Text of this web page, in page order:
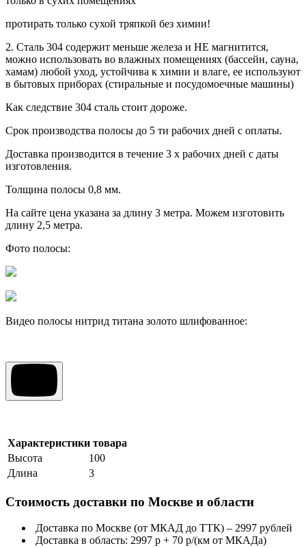
протирать только сухой тряпкой без химии!
2. Сталь 304 содержит меньше железа и НЕ магнитится,
можно использовать во влажных помещениях (бассейн, сауна,
хамам) любой уход, устойчива к химии и влаге, ее используют
в бытовых приборах (стиральные и посудомоечные машины)
Как следствие 304 сталь стоит дороже.
Срок производства полосы до 5 ти рабочих дней с оплаты.
Доставка производится в течение 3 х рабочих дней с даты
изготовления.
Толщина полосы 0,8 мм.
На сайте цена указана за длину 3 метра. Можем изготовить
длину 2,5 метра.
Фото полосы:
Видео полосы нитрид титана золото шлифованное:
Характеристики товара
Высота
100
Длина
3
Стоимость доставки по Москве и области
Доставка по Москве (от МКАД до ТТК) – 2997 рублей
Доставка в область: 2997 р + 70 р/(км от МКАДа)